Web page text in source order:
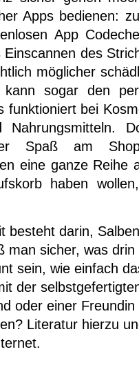
Apps bedienen:
App
des
möglicher
sogar den
funktioniert bei
Nahrungsmitteln.
Spaß am
eine ganze Reihe
haben
besteht darin,
man sicher, was
sein, wie einfach
der
oder einer
Literatur hierzu